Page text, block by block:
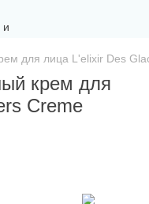
для лица L'elixir Des
крем для
Creme